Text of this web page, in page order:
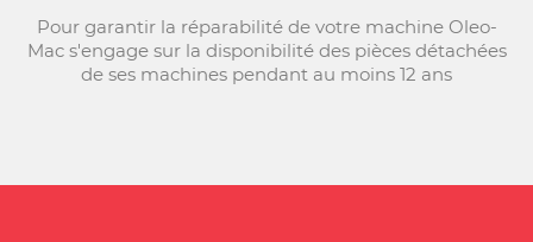
Pour garantir la réparabilité de votre machine Oleo-
Mac s'engage sur la disponibilité des pièces détachées
de ses machines pendant au moins 12 ans